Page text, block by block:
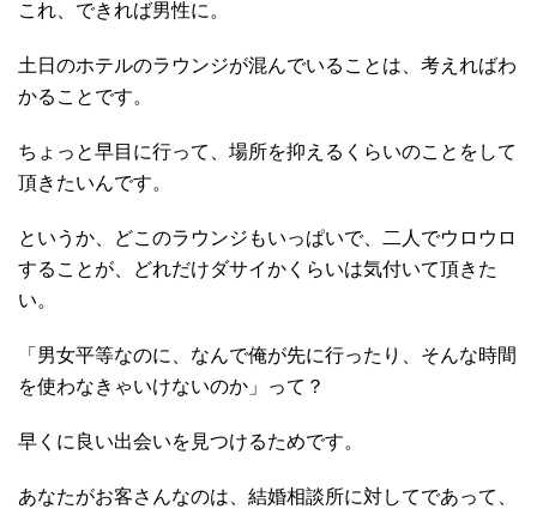
これ、できれば男性に。
土日のホテルのラウンジが混んでいることは、考えればわ
かることです。
ちょっと早目に行って、場所を抑えるくらいのことをして
頂きたいんです。
というか、どこのラウンジもいっぱいで、二人でウロウロ
することが、どれだけダサイかくらいは気付いて頂きた
い。
「男女平等なのに、なんで俺が先に行ったり、そんな時間
を使わなきゃいけないのか」って？
早くに良い出会いを見つけるためです。
あなたがお客さんなのは、結婚相談所に対してであって、